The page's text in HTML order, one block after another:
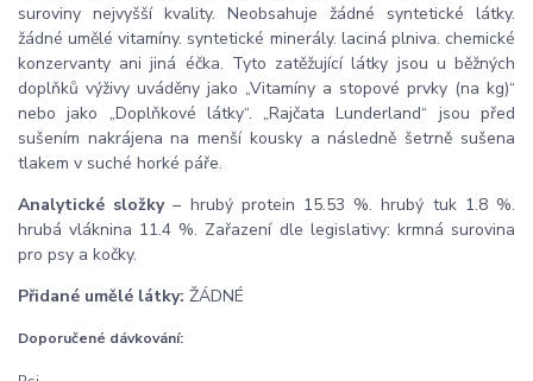
suroviny nejvyšší kvality. Neobsahuje žádné syntetické látky.
žádné umělé vitamíny. syntetické minerály. laciná plniva. chemické
konzervanty ani jiná éčka. Tyto zatěžující látky jsou u běžných
doplňků výživy uváděny jako „Vitamíny a stopové prvky (na kg)“
nebo jako „Doplňkové látky“. „Rajčata Lunderland“ jsou před
sušením nakrájena na menší kousky a následně šetrně sušena
tlakem v suché horké páře.
Analytické složky– hrubý protein 15.53 %. hrubý tuk 1.8 %.
hrubá vláknina 11.4 %. Zařazení dle legislativy: krmná surovina
pro psy a kočky.
Přidané umělé látky: ŽÁDNÉ
Doporučené dávkování: